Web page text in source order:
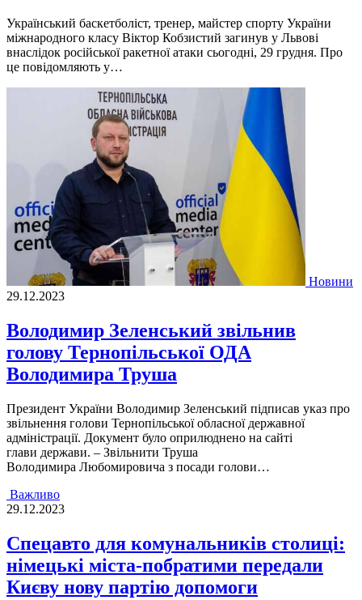
Український баскетболіст, тренер, майстер спорту України
міжнародного класу Віктор Кобзистий загинув у Львові
внаслідок російської ракетної атаки сьогодні, 29 грудня. Про
це повідомляють у…
Новини
29.12.2023
Володимир Зеленський звільнив
голову Тернопільської ОДА
Володимира Труша
Президент України Володимир Зеленський підписав указ про
звільнення голови Тернопільської обласної державної
адміністрації. Документ було оприлюднено на сайті
глави держави. – Звільнити Труша
Володимира Любомировича з посади голови…
Важливо
29.12.2023
Cпецавто для комунальників столиці:
німецькі міста-побратими передали
Києву нову партію допомоги